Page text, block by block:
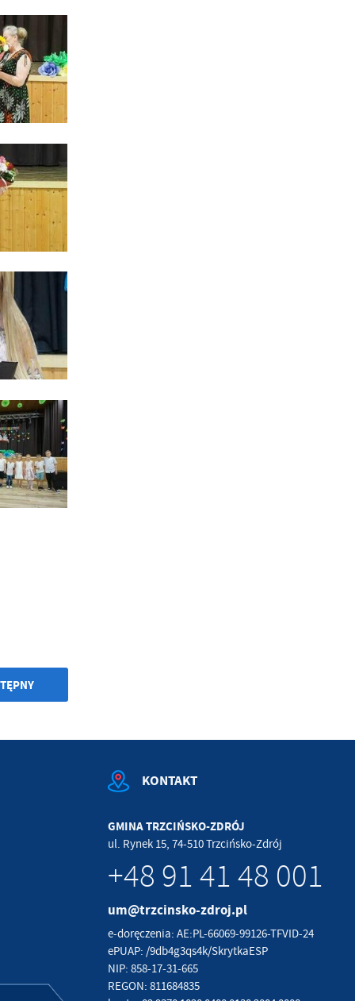
KONTAKT
GMINA TRZCIŃSKO-ZDRÓJ
ul. Rynek 15, 74-510 Trzcińsko-Zdrój
+48 91 41 48 001
um@trzcinsko-zdroj.pl
e-doręczenia: AE:PL-66069-99126-TFVID-24
ePUAP: /9db4g3qs4k/SkrytkaESP
NIP: 858-17-31-665
REGON: 811684835